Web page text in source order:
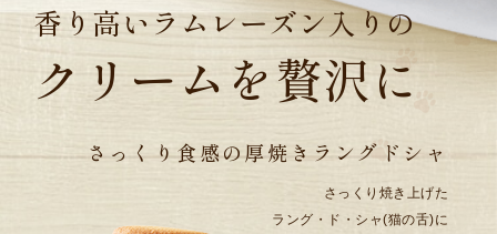
香り高いラムレーズン入りの
クリームを贅沢に
さっくり食感の厚焼きラングドシャ
さっくり焼き上げた
ラング・ド・シャ(猫の舌)に